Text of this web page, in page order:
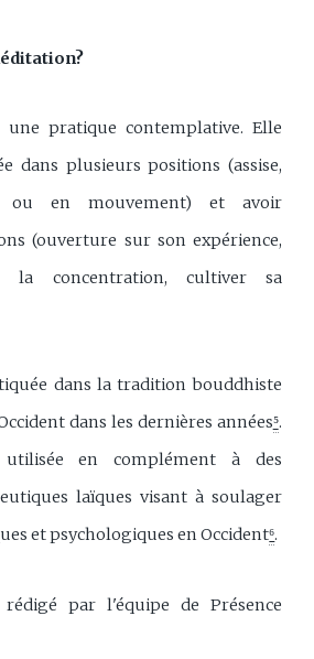
pratique contemplative. Elle
dans plusieurs positions (assise,
ou en mouvement) et avoir
(ouverture sur son expérience,
la concentration, cultiver sa
dans la tradition bouddhiste
dans les dernières années⁵.
en complément à des
laïques visant à soulager
et psychologiques en Occident⁶.
par l'équipe de Présence